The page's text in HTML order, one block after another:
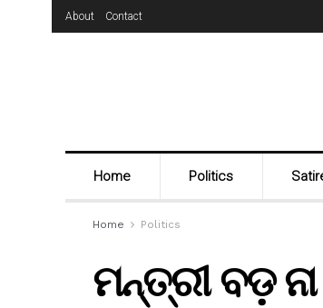
About Contact
Home Politics
Home Politics
ମନ୍ତ୍ରୀ ବଡ଼